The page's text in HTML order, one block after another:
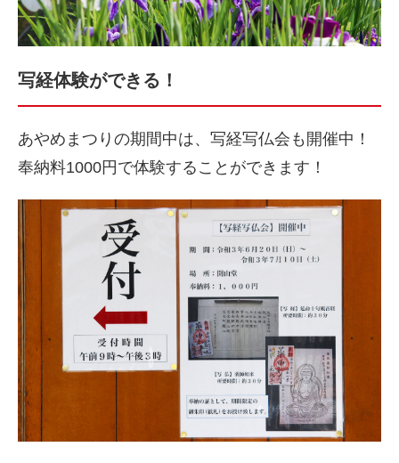
写経体験ができる！
あやめまつりの期間中は、写経写仏会も開催中！
奉納料1000円で体験することができます！